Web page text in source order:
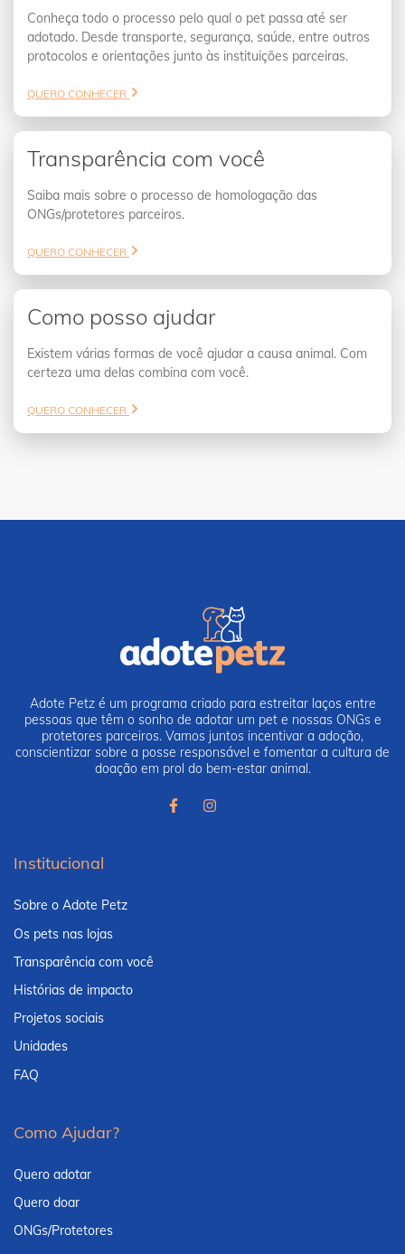
Conheça todo o processo pelo qual o pet passa até ser
adotado. Desde transporte, segurança, saúde, entre outros
protocolos e orientações junto às instituições parceiras.
QUERO CONHECER
Transparência com você
Saiba mais sobre o processo de homologação das
ONGs/protetores parceiros.
QUERO CONHECER
Como posso ajudar
Existem várias formas de você ajudar a causa animal. Com
certeza uma delas combina com você.
QUERO CONHECER
Adote Petz é um programa criado para estreitar laços entre
pessoas que têm o sonho de adotar um pet e nossas ONGs e
protetores parceiros. Vamos juntos incentivar a adoção,
conscientizar sobre a posse responsável e fomentar a cultura de
doação em prol do bem-estar animal.
Institucional
Sobre o Adote Petz
Os pets nas lojas
Transparência com você
Histórias de impacto
Projetos sociais
Unidades
FAQ
Como Ajudar?
Quero adotar
Quero doar
ONGs/Protetores